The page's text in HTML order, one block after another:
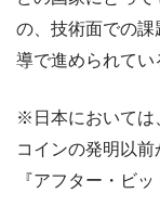
の、技術面での
導で進められてい
※日本においては
コインの発明以
『アフター・ビ